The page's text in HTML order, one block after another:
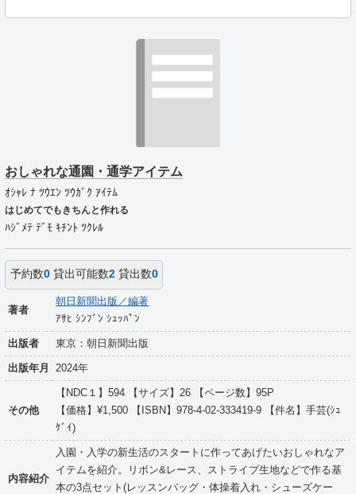
おしゃれな通園・通学アイテム
ｵｼｬﾚ ﾅ ﾂｳｴﾝ ﾂｳｶﾞｸ ｱｲﾃﾑ
はじめてでもきちんと作れる
ﾊｼﾞﾒﾃ ﾃﾞﾓ ｷﾁﾝﾄ ﾂｸﾚﾙ
予約数0貸出可能数2貸出数0
著者
朝日新聞出版／編著
ｱｻﾋ ｼﾝﾌﾞﾝ ｼｭｯﾊﾟﾝ
出版者 東京：朝日新聞出版
出版年月 2024年
その他
【NDC１】594 【サイズ】26 【ページ数】95P
【価格】¥1,500 【ISBN】978-4-02-333419-9 【件名】手芸(ｼｭ
ｹﾞｲ)
内容紹介
入園・入学の新生活のスタートに作ってあげたいおしゃれなア
イテムを紹介。リボン&レース、ストライプ生地などで作る基
本の3点セット(レッスンバッグ・体操着入れ・シューズケー